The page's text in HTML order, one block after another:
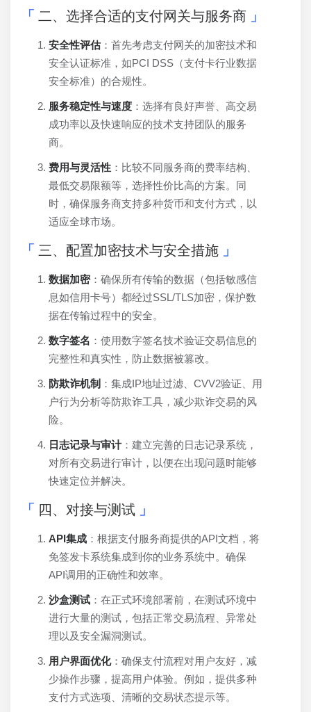
二、选择合适的支付网关与服务商
安全性评估：首先考虑支付网关的加密技术和
安全认证标准，如PCI DSS（支付卡行业数据
安全标准）的合规性。
服务稳定性与速度 ：选择有良好声誉、高交易
成功率以及快速响应的技术支持团队的服务
商。
费用与灵活性 ：比较不同服务商的费率结构、
最低交易限额等，选择性价比高的方案。同
时，确保服务商支持多种货币和支付方式，以
适应全球市场。
三、配置加密技术与安全措施
数据加密：确保所有传输的数据（包括敏感信
息如信用卡号）都经过SSL/TLS加密，保护数
据在传输过程中的安全。
数字签名 ：使用数字签名技术验证交易信息的
完整性和真实性，防止数据被篡改。
防欺诈机制 ：集成IP地址过滤、CVV2验证、用
户行为分析等防欺诈工具，减少欺诈交易的风
险。
日志记录与审计：建立完善的日志记录系统，
对所有交易进行审计，以便在出现问题时能够
快速定位并解决。
四、对接与测试
API集成 ：根据支付服务商提供的API文档，将
免签发卡系统集成到你的业务系统中。确保
API调用的正确性和效率。
沙盒测试 ：在正式环境部署前，在测试环境中
进行大量的测试，包括正常交易流程、异常处
理以及安全漏洞测试。
用户界面优化：确保支付流程对用户友好，减
少操作步骤，提高用户体验。例如，提供多种
支付方式选项、清晰的交易状态提示等。